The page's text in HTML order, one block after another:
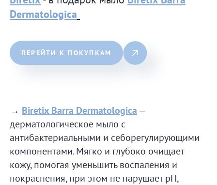
Dermatologica
ПЕРЕЙТИ К ПОКУПКАМ
→ Biretix Barra Dermatologica —
дерматологическое мыло с
антибактериальными и себорегулирующими
компонентами. Мягко и глубоко очищает
кожу, помогая уменьшить воспаления и
покраснения, при этом не нарушает pH,